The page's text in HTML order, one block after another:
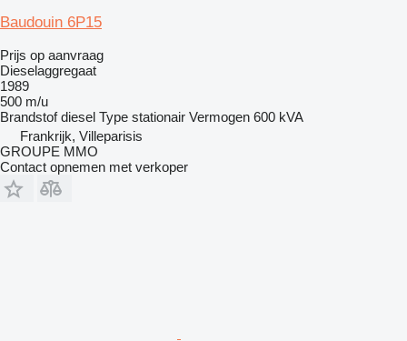
Baudouin 6P15
Prijs op aanvraag
Dieselaggregaat
1989
500 m/u
Brandstof diesel Type stationair Vermogen 600 kVA
Frankrijk, Villeparisis
GROUPE MMO
Contact opnemen met verkoper